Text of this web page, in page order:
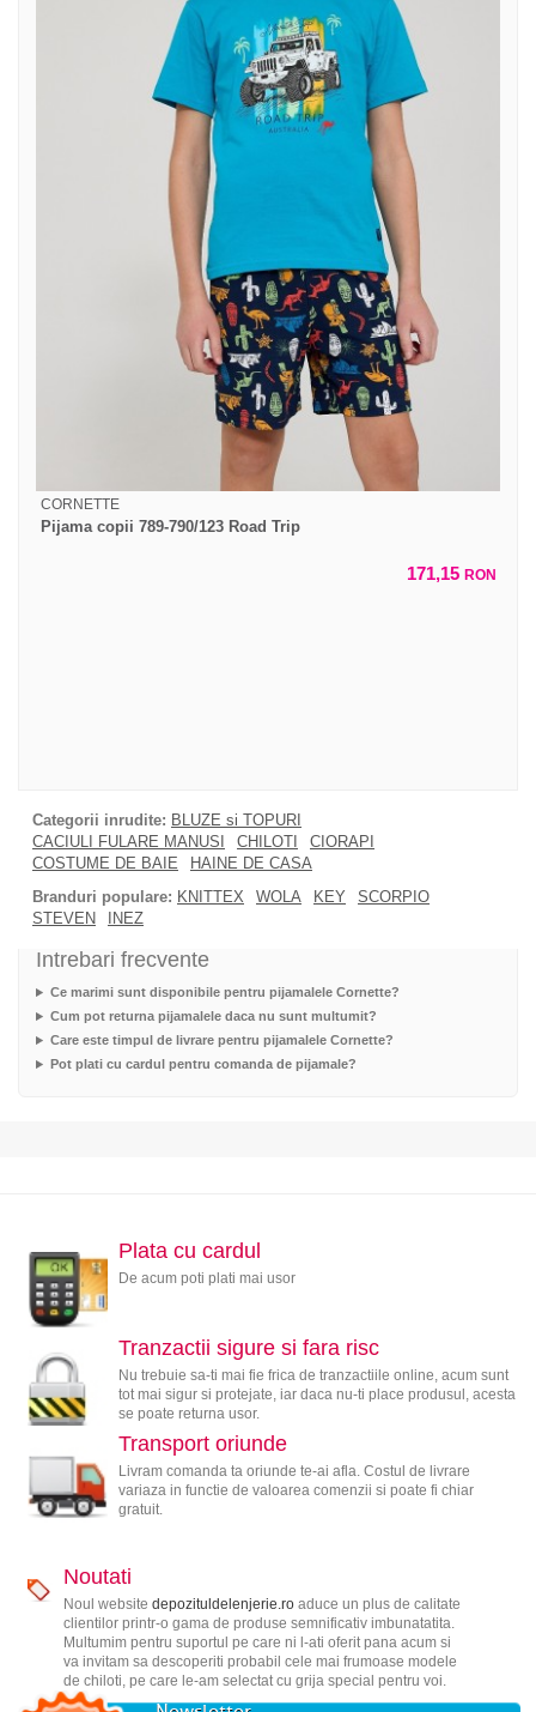
CORNETTE
Pijama copii 789-790/123 Road Trip
171,15 RON
Categorii inrudite: BLUZE si TOPURI
CACIULI FULARE MANUSI
CHILOTI
CIORAPI
COSTUME DE BAIE
HAINE DE CASA
Branduri populare: KNITTEX WOLA KEY
SCORPIO
STEVEN
INEZ
Intrebari frecvente
Ce marimi sunt disponibile pentru pijamalele Cornette?
Cum pot returna pijamalele daca nu sunt multumit?
Care este timpul de livrare pentru pijamalele Cornette?
Pot plati cu cardul pentru comanda de pijamale?
Plata cu cardul
De acum poti plati mai usor
Tranzactii sigure si fara risc
Nu trebuie sa-ti mai fie frica de tranzactiile online, acum sunt
tot mai sigur si protejate, iar daca nu-ti place produsul, acesta
se poate returna usor.
Transport oriunde
Livram comanda ta oriunde te-ai afla. Costul de livrare
variaza in functie de valoarea comenzii si poate fi chiar
gratuit.
Noutati
Noul website depozituldelenjerie.roaduce un plus de calitate
clientilor printr-o gama de produse semnificativ imbunatatita.
Multumim pentru suportul pe care ni l-ati oferit pana acum si
va invitam sa descoperiti probabil cele mai frumoase modele
de chiloti, pe care le-am selectat cu grija special pentru voi.